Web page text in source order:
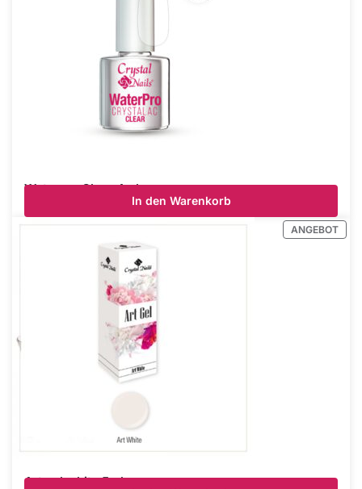
Waterpro Clear 4ml
In den Warenkorb
ANGEBOT
Art gel white 5ml